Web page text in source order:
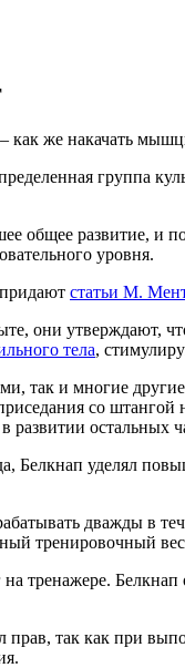
как же накачать
группа
общее развитие, и
уровня.
статьи М.
они утверждают,
тела,
так и многие
со штангой
развитии остальных
Белкнап уделял
дважды в
тренировочный
тренажере.
так как при